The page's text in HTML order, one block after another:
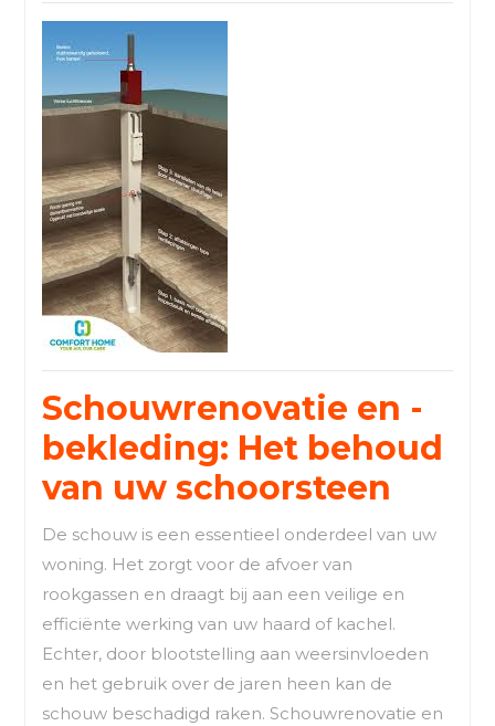
Schouwrenovatie en -
bekleding: Het behoud
van uw schoorsteen
De schouw is een essentieel onderdeel van uw
woning. Het zorgt voor de afvoer van
rookgassen en draagt bij aan een veilige en
efficiënte werking van uw haard of kachel.
Echter, door blootstelling aan weersinvloeden
en het gebruik over de jaren heen kan de
schouw beschadigd raken. Schouwrenovatie en